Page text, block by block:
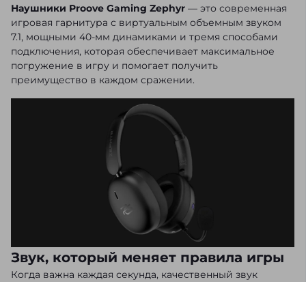
Наушники Proove Gaming Zephyr — это современная
игровая гарнитура с виртуальным объемным звуком
7.1, мощными 40-мм динамиками и тремя способами
подключения, которая обеспечивает максимальное
погружение в игру и помогает получить
преимущество в каждом сражении.
Звук, который меняет правила игры
Когда важна каждая секунда, качественный звук